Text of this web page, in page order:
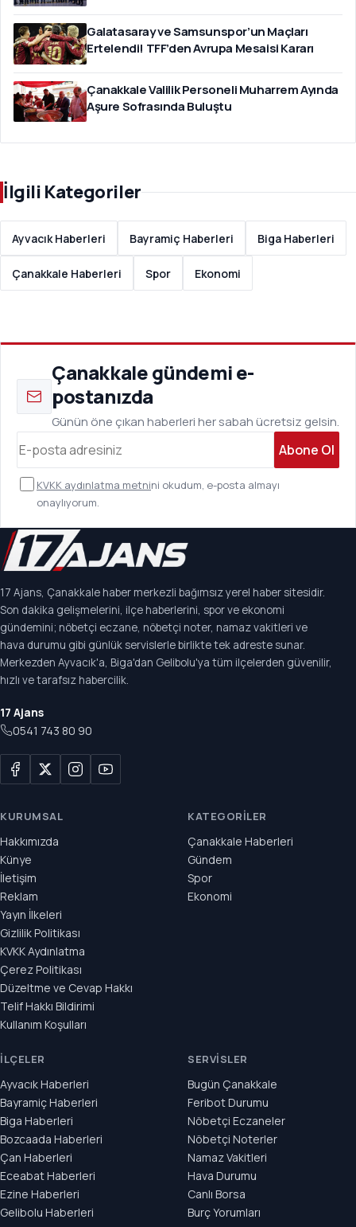
Galatasaray ve Samsunspor’un Maçları
Ertelendi! TFF’den Avrupa Mesaisi Kararı
Çanakkale Valilik Personeli Muharrem Ayında
Aşure Sofrasında Buluştu
İlgili Kategoriler
Ayvacık Haberleri Bayramiç Haberleri Biga Haberleri
Çanakkale Haberleri Spor Ekonomi
Çanakkale gündemi e-
postanızda
Günün öne çıkan haberleri her sabah ücretsiz gelsin.
Abone Ol
KVKK aydınlatma metnini okudum, e-posta almayı
onaylıyorum.
17 Ajans, Çanakkale haber merkezli bağımsız yerel haber sitesidir.
Son dakika gelişmelerini, ilçe haberlerini, spor ve ekonomi
gündemini; nöbetçi eczane, nöbetçi noter, namaz vakitleri ve
hava durumu gibi günlük servislerle birlikte tek adreste sunar.
Merkezden Ayvacık'a, Biga'dan Gelibolu'ya tüm ilçelerden güvenilir,
hızlı ve tarafsız habercilik.
17 Ajans
0541 743 80 90
KURUMSAL
Hakkımızda
Künye
İletişim
Reklam
Yayın İlkeleri
Gizlilik Politikası
KVKK Aydınlatma
Çerez Politikası
Düzeltme ve Cevap Hakkı
Telif Hakkı Bildirimi
Kullanım Koşulları
KATEGORILER
Çanakkale Haberleri
Gündem
Spor
Ekonomi
İLÇELER
Ayvacık Haberleri
Bayramiç Haberleri
Biga Haberleri
Bozcaada Haberleri
Çan Haberleri
Eceabat Haberleri
Ezine Haberleri
Gelibolu Haberleri
SERVISLER
Bugün Çanakkale
Feribot Durumu
Nöbetçi Eczaneler
Nöbetçi Noterler
Namaz Vakitleri
Hava Durumu
Canlı Borsa
Burç Yorumları